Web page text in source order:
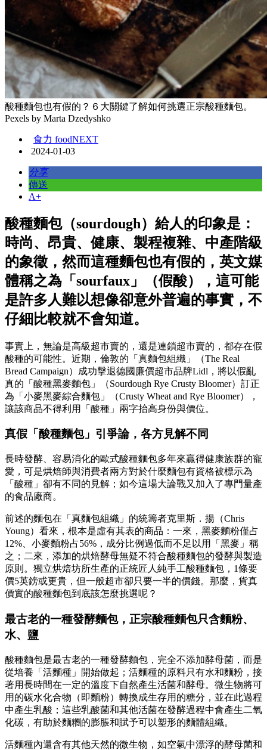
酸種麵包也有假的？６大關鍵了解如何挑選正宗酸種麵包。
Pexels by Marta Dzedyshko
食力 foodNEXT
2024-01-03
分享
傳送
A+
酸種麵包（sourdough）給人的印象是：
時尚、昂貴、健康、製程複雜、中產階級
的象徵，然而這種麵包也有假的，英文媒
體稱之為「sourfaux」（假酸），這可能
是許多人難以想像卻意外普遍的事實，不
仔細比較就不會知道。
事實上，無論是高級超市賣的，還是連鎖超市賣的，都存在假
酸種的可能性。近期，倫敦的「真麵包組織」（The Real
Bread Campaign）成功擊退德國廉價超市品牌Lidl，將以假亂
真的「酸種黑麥麵包」（Sourdough Rye Crusty Bloomer）訂正
為「小麥黑麥綜合麵包」（Crusty Wheat and Rye Bloomer），
讓該商品不得利用「酸種」兩字抬高身份與價位。
真假「酸種麵包」引爭論，各方見解不同
長時發酵、容易消化的歐式酸種麵包多年來贏得健康族群的寵
愛，可是烘焙師與消費者兩方對於什麼麵包有資格被標示為
「酸種」卻有不同的見解；如今這場大論戰又加入了專門量產
的食品廠商。
前述的麵包在「真麵包組織」的統籌者克里斯．揚（Chris
Young）看來，根本是虛有其表的商品：一來，黑麥麵粉僅占
12%、小麥麵粉占56%，成分比例過低而不足以用「黑麥」稱
之；二來，添加的烘焙酵母無疑不符合酸種麵包的發酵與製造
原則。獨立烘焙坊所生產的正統匠人純手工酸種麵包，1條要
價5英鎊或更貴，但一般超市卻只要一半的價錢。那麼，貨真
價實的酸種麵包到底該怎麼挑選呢？
最古老的一種發酵麵包，正宗酸種麵包只含麵粉、
水、鹽
酸種麵包是最古老的一種發酵麵包，完全不添加酵母菌，而是
從培養「活麵種」開始做起；活麵種的原料只有水和麵粉，接
著用長時間在一定的溫度下自然產生活菌和酵母。微生物將可
用的碳水化合物（即麵粉）轉換成生存用的糖分，並在此過程
中產生乳酸；這些乳酸菌和其他活菌在發酵過程中會產生二氧
化碳，有助於麵糰的膨脹和賦予可以塑形的麵體組織。
活麵種內還含有其他天然的微生物，如空氣中漂浮的酵母菌和